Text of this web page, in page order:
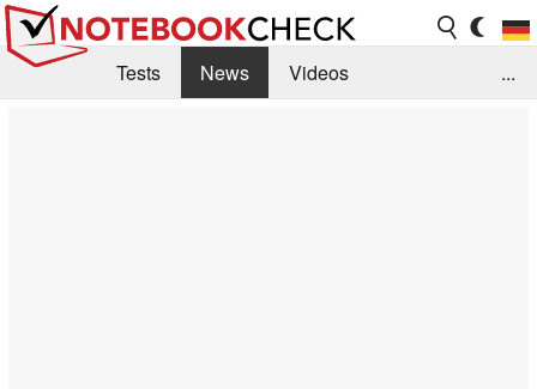
Tests News
Videos
...